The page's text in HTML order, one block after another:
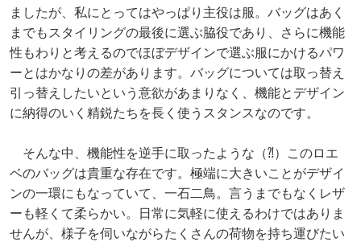
ましたが、私にとってはやっぱり主役は服。バッグはあく
までもスタイリングの最後に選ぶ脇役であり、さらに機能
性もわりと考えるのでほぼデザインで選ぶ服にかけるパワ
ーとはかなりの差があります。バッグについては取っ替え
引っ替えしたいという意欲があまりなく、機能とデザイン
に納得のいく精鋭たちを長く使うスタンスなのです。
そんな中、機能性を逆手に取ったような（⁈）このロエ
ベのバッグは貴重な存在です。極端に大きいことがデザイ
ンの一環にもなっていて、一石二鳥。言うまでもなくレザ
ーも軽くて柔らかい。日常に気軽に使えるわけではありま
せんが、様子を伺いながらたくさんの荷物を持ち運びたい